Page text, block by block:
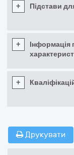
+ Підстави
+
Інформація
+
Друкувати